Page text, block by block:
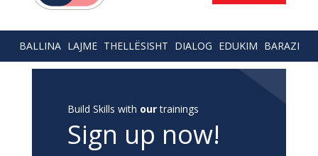
BALLINA LAJME THELLËSISHT DIALOG EDUKIM BARAZI
Build Skills with ourtrainings
Sign up now!